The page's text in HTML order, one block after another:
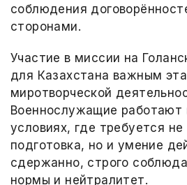
соблюдения
сторонами.
Участие в миссии на
для Казахстана важным
миротворческой
Военнослужащие работают
условиях, где требуется не
подготовка, но и умение
сдержанно, строго
нормы и нейтралитет.